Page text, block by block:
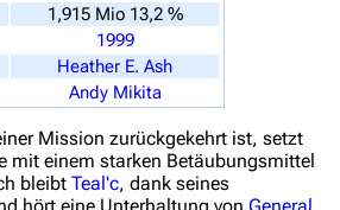
Z
Artikel
1,915 Mio 13,2 %
1999
Heather E. Ash
Andy Mikita
Mission zurückgekehrt ist, setzt
mit einem starken Betäubungsmittel
bleibt Teal'c, dank seines